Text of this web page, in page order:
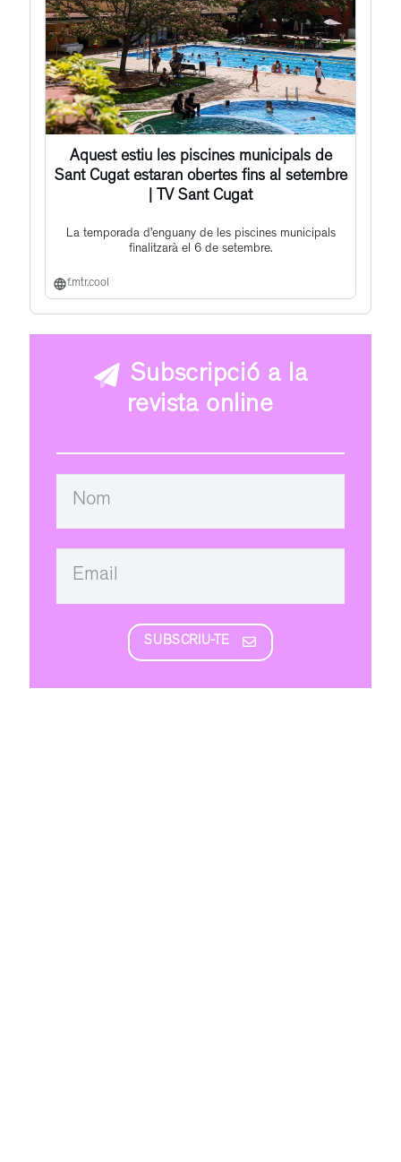
Aquest estiu les piscines municipals de
Sant Cugat estaran obertes fins al setembre
| TV Sant Cugat
La temporada d’enguany de les piscines municipals
finalitzarà el 6 de setembre.
f.mtr.cool
Subscripció a la
revista online
SUBSCRIU-TE